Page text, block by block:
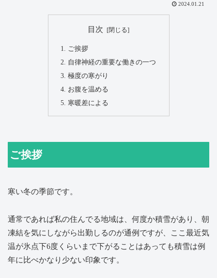
2024.01.21
目次
ご挨拶
自律神経の重要な働きの一つ
極度の寒がり
お腹を温める
寒暖差による
ご挨拶
寒い冬の季節です。
通常であれば私の住んでる地域は、何度か積雪があり、朝
凍結を気にしながら出勤しるのが通例ですが、ここ最近気
温が氷点下6度くらいまで下がることはあっても積雪は例
年に比べかなり少ない印象です。